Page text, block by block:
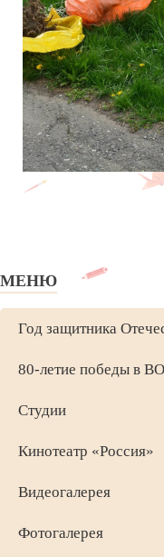
МЕНЮ
Год защитника
80-летие победы в
Студии
Кинотеатр «Россия»
Видеогалерея
Фотогалерея